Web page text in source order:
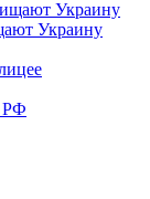
Украину
РФ